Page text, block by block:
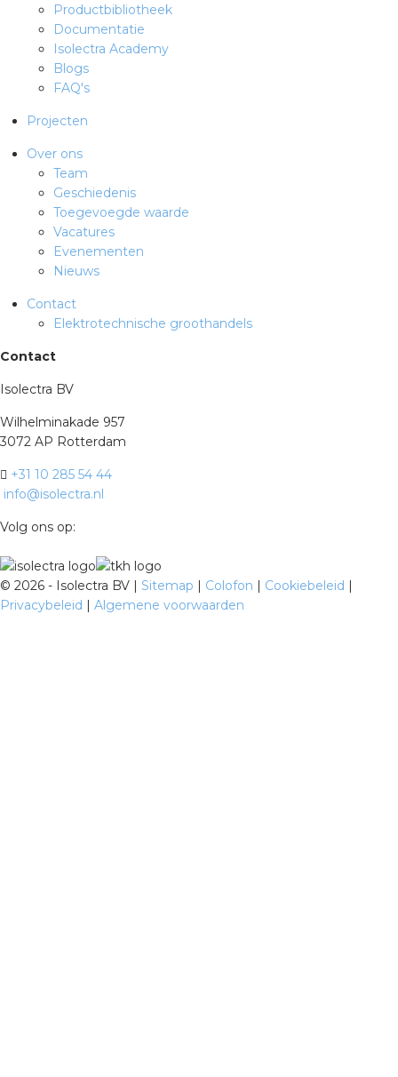
Productbibliotheek
Documentatie
Isolectra Academy
Blogs
FAQ's
Projecten
Over ons
Team
Geschiedenis
Toegevoegde waarde
Vacatures
Evenementen
Nieuws
Contact
Elektrotechnische groothandels
Contact
Isolectra BV
Wilhelminakade 957
3072 AP Rotterdam
+31 10 285 54 44
info@isolectra.nl
Volg ons op:
© 2026 - Isolectra BV | Sitemap | Colofon | Cookiebeleid |
Privacybeleid | Algemene voorwaarden